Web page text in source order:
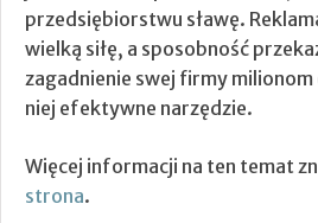
przedsiębiorstwu sławę.
wielką siłę, a sposobność
zagadnienie swej firmy
niej efektywne narzędzie.
Więcej informacji na ten temat
strona.